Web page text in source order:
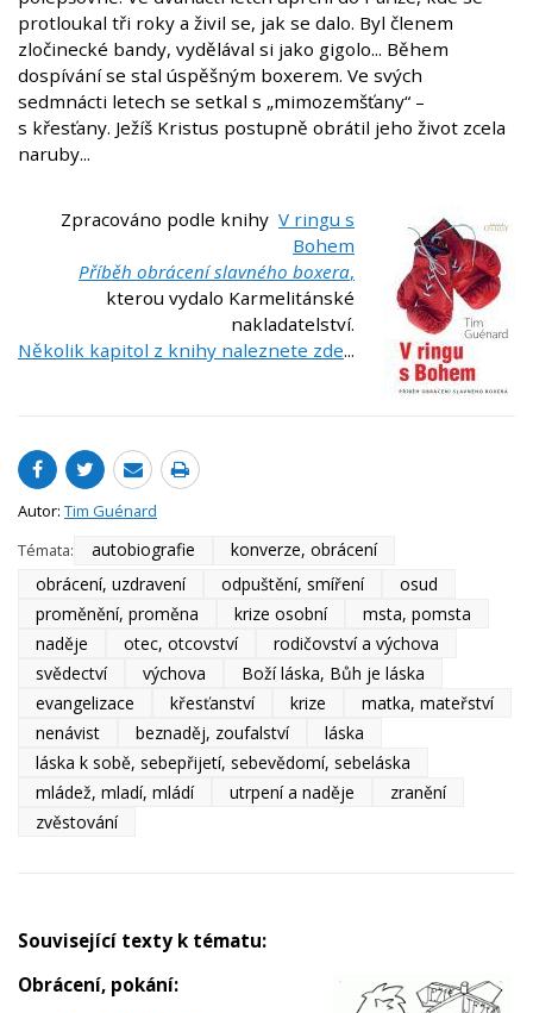
protloukal tři roky a živil se, jak se dalo. Byl členem
zločinecké bandy, vydělával si jako gigolo... Během
dospívání se stal úspěšným boxerem. Ve svých
sedmnácti letech se setkal s „mimozemšťany“ –
s křesťany. Ježíš Kristus postupně obrátil jeho život zcela
naruby...
Zpracováno podle knihy V ringu s
Bohem
Příběh obrácení slavného boxera,
kterou vydalo Karmelitánské
nakladatelství.
Několik kapitol z knihy naleznete zde...
Autor: Tim Guénard
Témata:
autobiografie
konverze, obrácení
obrácení, uzdravení
odpuštění, smíření
osud
proměnění, proměna
krize osobní
msta, pomsta
naděje
otec, otcovství
rodičovství a výchova
svědectví
výchova
Boží láska, Bůh je láska
evangelizace
křesťanství krize
matka, mateřství
nenávist
beznaděj, zoufalství
láska
láska k sobě, sebepřijetí, sebevědomí, sebeláska
mládež, mladí, mládí
utrpení a naděje
zranění
zvěstování
Související texty k tématu:
Obrácení, pokání: